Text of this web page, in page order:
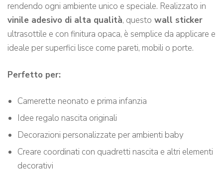
rendendo ogni ambiente unico e speciale. Realizzato in
vinile adesivo di alta qualità, questo wall sticker
ultrasottile e con finitura opaca, è semplice da applicare e
ideale per superfici lisce come pareti, mobili o porte.
Perfetto per:
Camerette neonato e prima infanzia
Idee regalo nascita originali
Decorazioni personalizzate per ambienti baby
Creare coordinati con quadretti nascita e altri elementi
decorativi